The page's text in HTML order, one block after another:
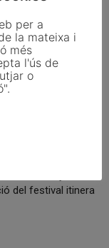
de 200 concerts
del festival itinera
per a
la mateixa i
més
l'ús de
o